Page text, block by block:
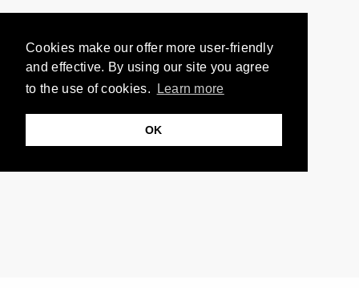
Cookies make our offer more user-friendly
and effective. By using our site you agree
to the use of cookies.
Learn more
OK